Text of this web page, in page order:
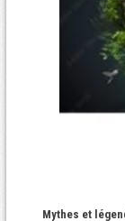
Mythes et